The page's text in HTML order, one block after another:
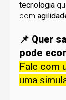
tecnologia
com
📌 Quer
pode
Fale com
uma